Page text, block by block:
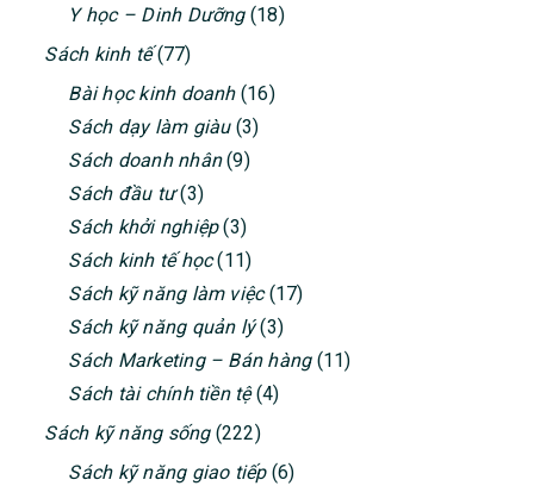
Y học – Dinh Dưỡng(18)
Sách kinh tế(77)
Bài học kinh doanh(16)
Sách dạy làm giàu(3)
Sách doanh nhân(9)
Sách đầu tư(3)
Sách khởi nghiệp(3)
Sách kinh tế học(11)
Sách kỹ năng làm việc(17)
Sách kỹ năng quản lý(3)
Sách Marketing – Bán hàng(11)
Sách tài chính tiền tệ(4)
Sách kỹ năng sống(222)
Sách kỹ năng giao tiếp(6)